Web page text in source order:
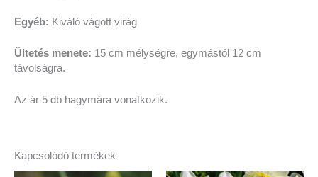
Egyéb: Kiváló vágott virág
Ültetés menete: 15 cm mélységre, egymástól 12 cm
távolságra.
Az ár 5 db hagymára vonatkozik.
Kapcsolódó termékek